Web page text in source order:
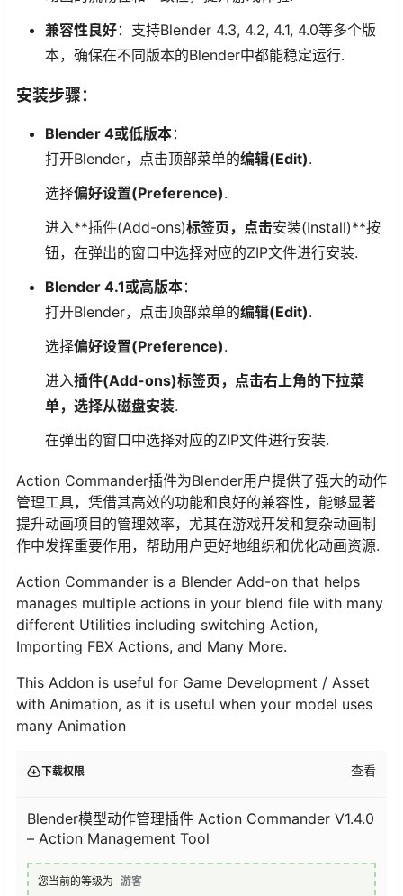
兼容性良好：支持Blender 4.3, 4.2, 4.1, 4.0等多个版
本，确保在不同版本的Blender中都能稳定运行.
安装步骤：
Blender 4或低版本：
打开Blender，点击顶部菜单的编辑(Edit).
选择偏好设置(Preference).
进入**插件(Add-ons)标签页，点击安装(Install)**按
钮，在弹出的窗口中选择对应的ZIP文件进行安装.
Blender 4.1或高版本：
打开Blender，点击顶部菜单的编辑(Edit).
选择偏好设置(Preference).
进入插件(Add-ons)标签页，点击右上角的下拉菜
单，选择从磁盘安装.
在弹出的窗口中选择对应的ZIP文件进行安装.
Action Commander插件为Blender用户提供了强大的动作
管理工具，凭借其高效的功能和良好的兼容性，能够显著
提升动画项目的管理效率，尤其在游戏开发和复杂动画制
作中发挥重要作用，帮助用户更好地组织和优化动画资源.
Action Commander is a Blender Add-on that helps
manages multiple actions in your blend file with many
different Utilities including switching Action,
Importing FBX Actions, and Many More.
This Addon is useful for Game Development / Asset
with Animation, as it is useful when your model uses
many Animation
下载权限 查看
Blender模型动作管理插件 Action Commander V1.4.0
– Action Management Tool
您当前的等级为 游客